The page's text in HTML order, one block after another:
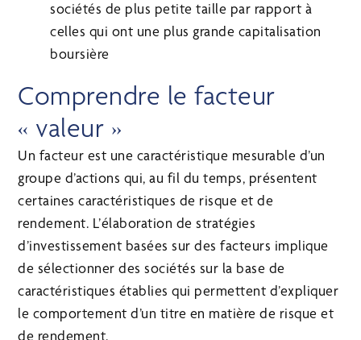
sociétés de plus petite taille par rapport à
celles qui ont une plus grande capitalisation
boursière
Comprendre le facteur
« valeur »
Un facteur est une caractéristique mesurable d’un
groupe d’actions qui, au fil du temps, présentent
certaines caractéristiques de risque et de
rendement. L’élaboration de stratégies
d’investissement basées sur des facteurs implique
de sélectionner des sociétés sur la base de
caractéristiques établies qui permettent d’expliquer
le comportement d’un titre en matière de risque et
de rendement.